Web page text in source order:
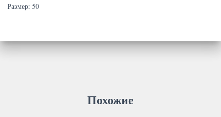
Размер: 50
Похожие